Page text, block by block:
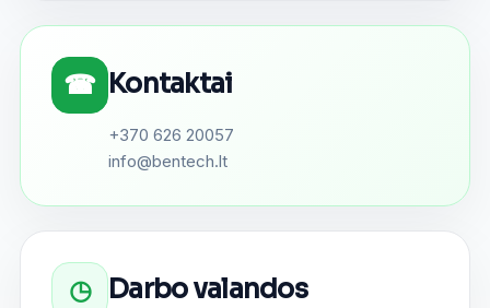
☎ Kontaktai
+370 626 20057
info@bentech.lt
◷ Darbo valandos